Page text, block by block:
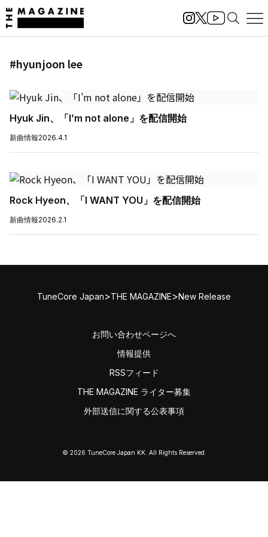
#hyunjoon lee
Hyuk Jin、「I’m not alone」を配信開始
新曲情報2026.4.1
Rock Hyeon、「I WANT YOU」を配信開始
新曲情報2026.2.1
TuneCore Japan>THE MAGAZINE>New Release
お問い合わせページへ
情報提供
RSSフィード
THE MAGAZINE ライター募集
外部送信に関する公表事項
© 2026 TuneCore Japan KK. All Rights Reserved.